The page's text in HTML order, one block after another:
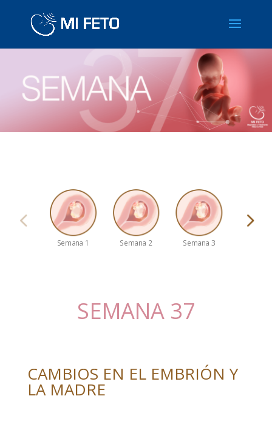
Semana 1 Semana 2 Semana 3
SEMANA 37
CAMBIOS EN EL EMBRIÓN Y
LA MADRE